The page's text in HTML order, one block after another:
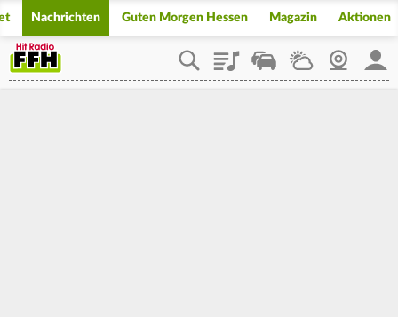
Nachrichten Guten Morgen Hessen Magazin Aktionen
PlaylistStaupilotWetterWebcam